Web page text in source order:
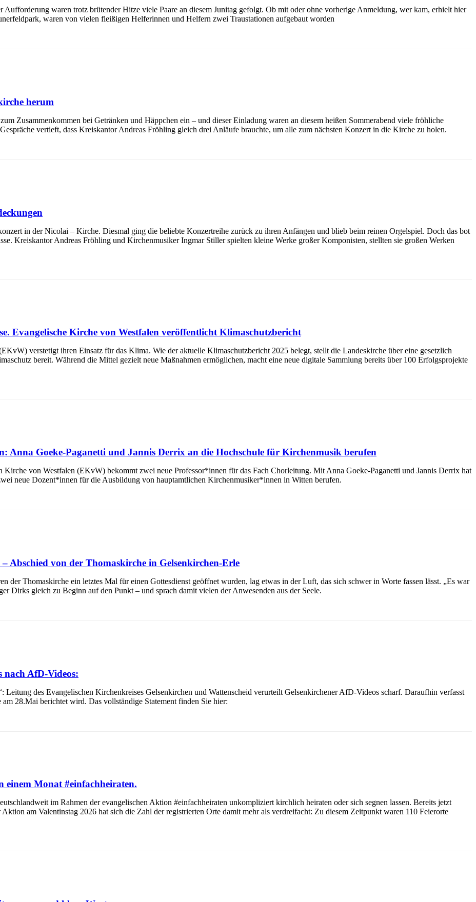
waren trotz brütender Hitze viele Paare an diesem Junitag gefolgt. Ob mit oder ohne vorherige Anmeldung, wer kam, erhielt hier
waren von vielen fleißigen Helferinnen und Helfern zwei Traustationen aufgebaut worden
herum
Zusammenkommen bei Getränken und Häppchen ein – und dieser Einladung waren an diesem heißen Sommerabend viele fröhliche
vertieft, dass Kreiskantor Andreas Fröhling gleich drei Anläufe brauchte, um alle zum nächsten Konzert in die Kirche zu holen.
in der Nicolai – Kirche. Diesmal ging die beliebte Konzertreihe zurück zu ihren Anfängen und blieb beim reinen Orgelspiel. Doch das bot
Kreiskantor Andreas Fröhling und Kirchenmusiker Ingmar Stiller spielten kleine Werke großer Komponisten, stellten sie großen Werken
Evangelische Kirche von Westfalen veröffentlicht Klimaschutzbericht
verstetigt ihren Einsatz für das Klima. Wie der aktuelle Klimaschutzbericht 2025 belegt, stellt die Landeskirche über eine gesetzlich
bereit. Während die Mittel gezielt neue Maßnahmen ermöglichen, macht eine neue digitale Sammlung bereits über 100 Erfolgsprojekte
Anna Goeke-Paganetti und Jannis Derrix an die Hochschule für Kirchenmusik berufen
von Westfalen (EKvW) bekommt zwei neue Professor*innen für das Fach Chorleitung. Mit Anna Goeke-Paganetti und Jannis Derrix hat
neue Dozent*innen für die Ausbildung von hauptamtlichen Kirchenmusiker*innen in Witten berufen.
Abschied von der Thomaskirche in Gelsenkirchen-Erle
der Thomaskirche ein letztes Mal für einen Gottesdienst geöffnet wurden, lag etwas in der Luft, das sich schwer in Worte fassen lässt. „Es war
Dirks gleich zu Beginn auf den Punkt – und sprach damit vielen der Anwesenden aus der Seele.
nach AfD-Videos:
Leitung des Evangelischen Kirchenkreises Gelsenkirchen und Wattenscheid verurteilt Gelsenkirchener AfD-Videos scharf. Daraufhin verfasst
28.Mai berichtet wird. Das vollständige Statement finden Sie hier:
einem Monat #einfachheiraten.
im Rahmen der evangelischen Aktion #einfachheiraten unkompliziert kirchlich heiraten oder sich segnen lassen. Bereits jetzt
am Valentinstag 2026 hat sich die Zahl der registrierten Orte damit mehr als verdreifacht: Zu diesem Zeitpunkt waren 110 Feierorte